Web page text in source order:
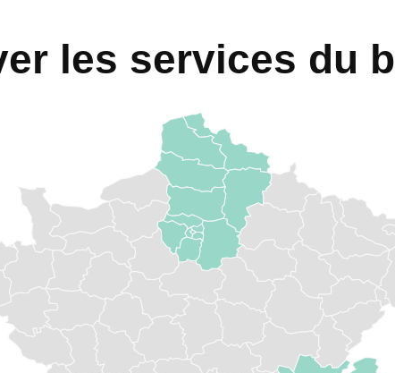
les services du